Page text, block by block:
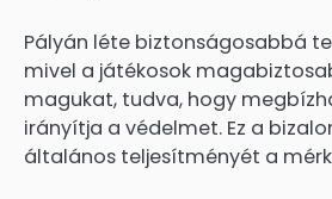
Pályán léte biztonságosabbá
mivel a játékosok
magukat, tudva, hogy
irányítja a védelmet. Ez a
általános teljesítményét a